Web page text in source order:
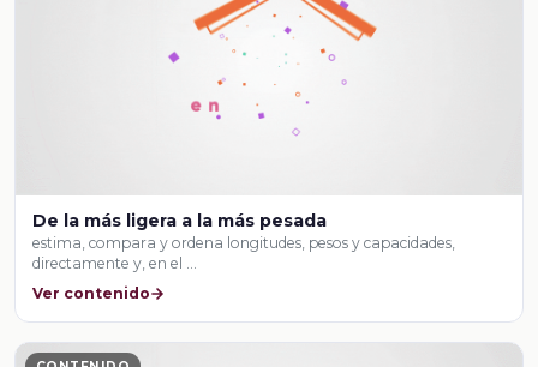
De la más ligera a la más pesada
estima, compara y ordena longitudes, pesos y capacidades,
directamente y, en el …
Ver contenido